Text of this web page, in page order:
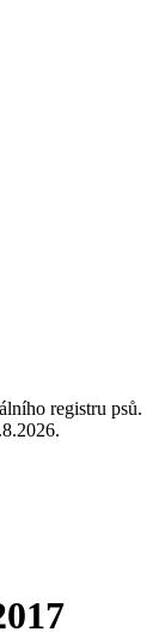
registru psů.